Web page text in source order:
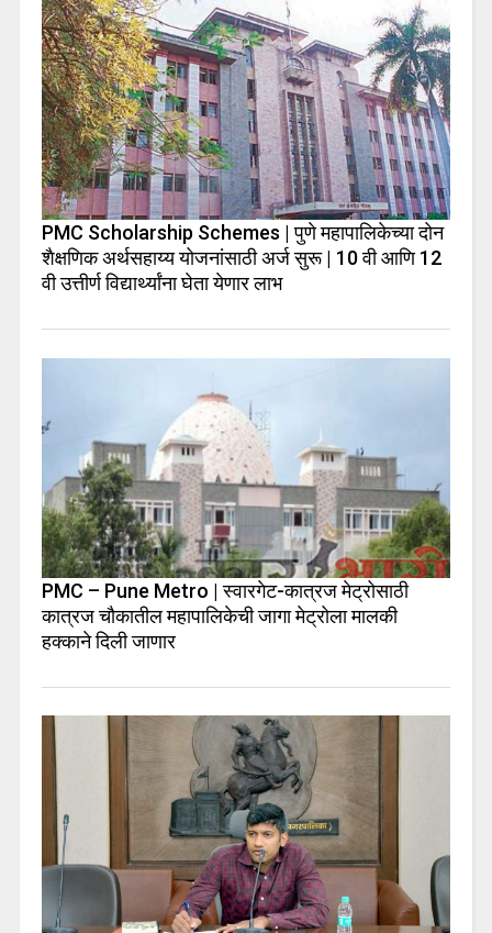
PMC Scholarship Schemes | पुणे महापालिकेच्या दोन
शैक्षणिक अर्थसहाय्य योजनांसाठी अर्ज सुरू | 10 वी आणि 12
वी उत्तीर्ण विद्यार्थ्यांना घेता येणार लाभ
PMC – Pune Metro | स्वारगेट-कात्रज मेट्रोसाठी
कात्रज चौकातील महापालिकेची जागा मेट्रोला मालकी
हक्काने दिली जाणार